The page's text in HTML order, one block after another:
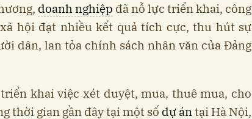
doanh nghiệp đã nỗ lực triển khai, công
hội đạt nhiều kết quả tích cực, thu hút sự
dân, lan tỏa chính sách nhân văn của Đảng
khai việc xét duyệt, mua, thuê mua, cho
thời gian gần đây tại một số dự ántại Hà Nội,